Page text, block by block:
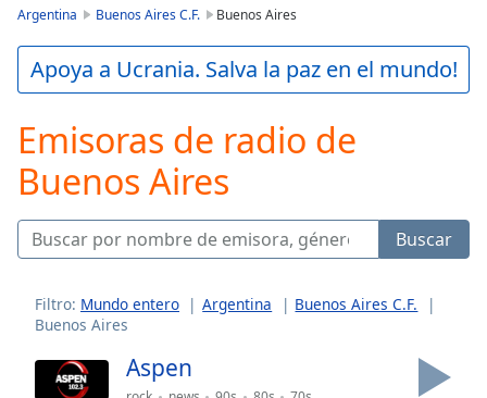
Play
Video
Skip
Backward
Skip
Forward
Current
Time0:00
Duration -:-
Loaded:
Stream
Argentina Buenos Aires C.F. Buenos Aires
Apoya a Ucrania. Salva la paz en el mundo!
Emisoras de radio de
Buenos Aires
Buscar
Filtro: Mundo entero Argentina
Buenos Aires C.F.
Buenos Aires
Aspen